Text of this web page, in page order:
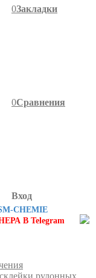
0Закладки
0Сравнения
Вход
CHEMIE
В Telegram
рулонных